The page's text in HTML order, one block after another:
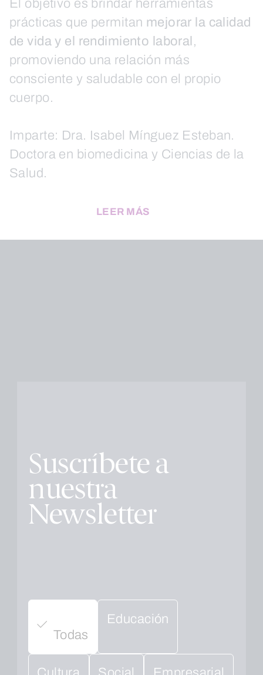
El objetivo es brindar herramientas
prácticas que permitan mejorar la calidad
de vida y el rendimiento laboral ,
promoviendo una relación más
consciente y saludable con el propio
cuerpo.
Imparte: Dra. Isabel Mínguez Esteban.
Doctora en biomedicina y Ciencias de la
Salud.
LEER MÁS
Suscríbete a
nuestra
Newsletter
Todas
Educación